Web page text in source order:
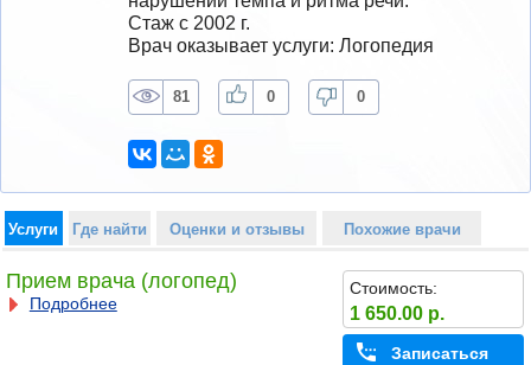
Стаж с 2002 г.
Врач оказывает услуги: Логопедия
81 0 0
Услуги Где найти Оценки и отзывы Похожие врачи
Прием врача (логопед)
Подробнее
Стоимость:
1 650.00 р.
Записаться